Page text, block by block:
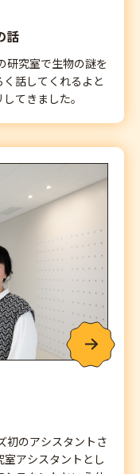
話
究室で生物の謎を
話してくれるよと
てきました。
のアシスタントさ
アシスタントとし